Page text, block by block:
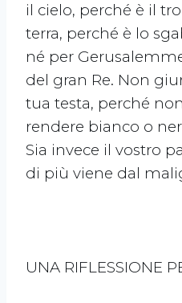
il cielo, perché è il
terra, perché è lo
né per
del gran Re. Non
tua testa, perché
rendere bianco o
Sia invece il vostro
di più viene dal
UNA RIFLESSIONE